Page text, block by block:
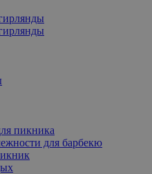
пикника
для барбекю